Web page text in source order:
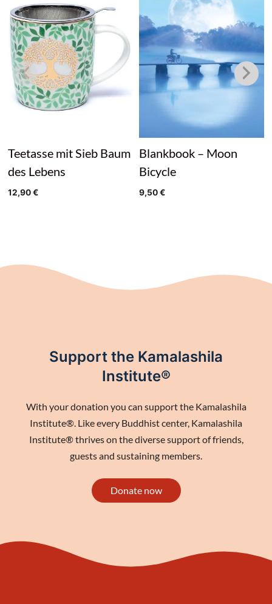
Teetasse mit Sieb Baum
des Lebens
12,90€
Blankbook – Moon
Bicycle
9,50€
Support the Kamalashila
Institute®
With your donation you can support the Kamalashila
Institute®. Like every Buddhist center, Kamalashila
Institute® thrives on the diverse support of friends,
guests and sustaining members.
Donate now